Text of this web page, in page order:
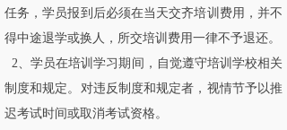
任务，学员报到后必须在当天交齐培训费用，并不
得中途退学或换人，所交培训费用一律不予退还。
2、学员在培训学习期间，自觉遵守培训学校相关
制度和规定。对违反制度和规定者，视情节予以推
迟考试时间或取消考试资格。